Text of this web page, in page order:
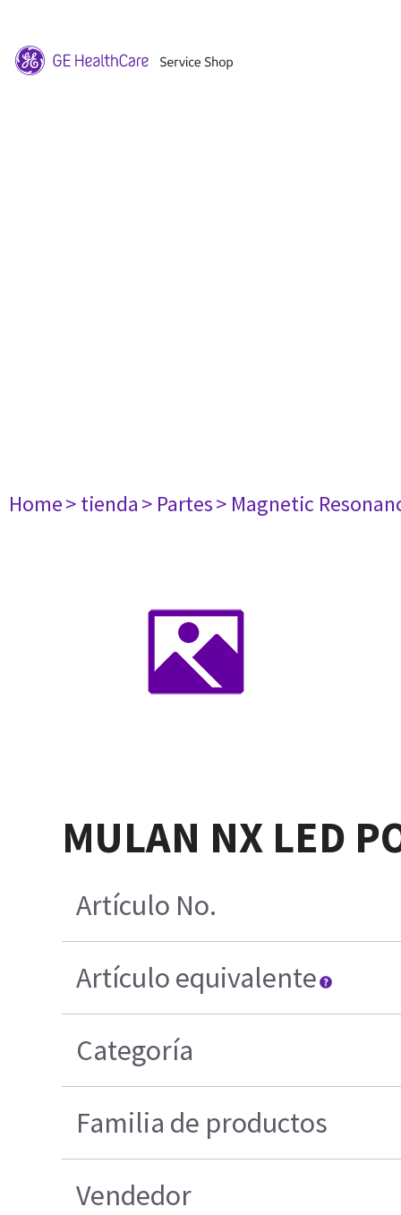
Home> tienda> Partes> Magnetic
MULAN NX LED
Artículo No.
Artículo equivalente
Categoría
Familia de productos
Vendedor